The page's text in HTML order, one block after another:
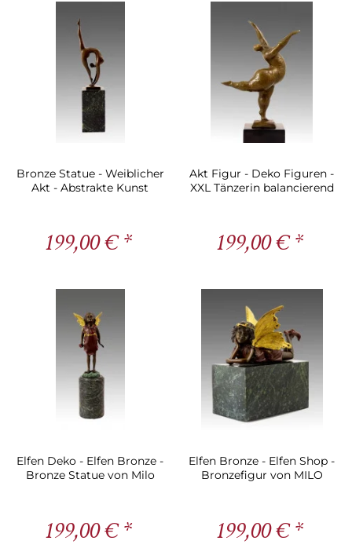
Bronze Statue - Weiblicher
Akt - Abstrakte Kunst
199,00 € *
Akt Figur - Deko Figuren -
XXL Tänzerin balancierend
199,00 € *
Elfen Deko - Elfen Bronze -
Bronze Statue von Milo
199,00 € *
Elfen Bronze - Elfen Shop -
Bronzefigur von MILO
199,00 € *